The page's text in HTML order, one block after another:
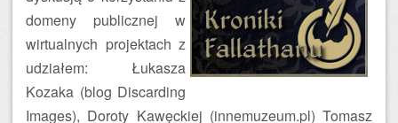
domeny publicznej w
wirtualnych projektach z
udziałem: Łukasza
Kozaka (blog Discarding
Images), Doroty Kawęckiej (innemuzeum.pl) Tomasz